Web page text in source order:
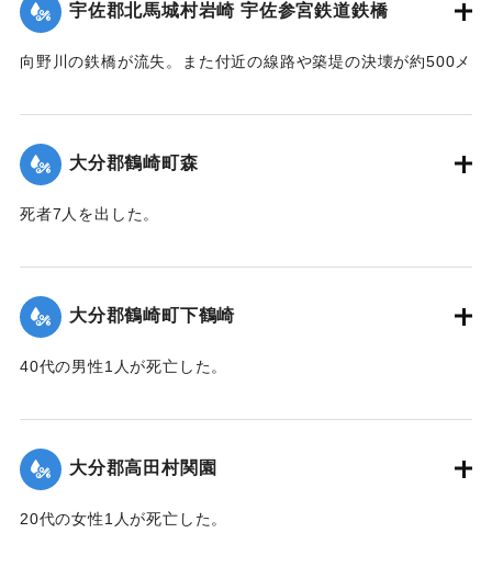
｜固有コード:
｜固有コード:
宇佐郡北馬城村岩崎 宇佐参宮鉄道鉄橋
向野川の鉄橋が流失。また付近の線路や築堤の決壊が約500メ
｜固有コード:
大分郡鶴崎町森
死者7人を出した。
｜固有コード:00481068
大分郡鶴崎町下鶴崎
40代の男性1人が死亡した。
｜固有コード:00481069
大分郡高田村関園
20代の女性1人が死亡した。